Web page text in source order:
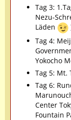
Tag 3:
Nezu-
Läden
Tag 4:
Yokocho
Tag 5: Mt.
Tag 6:
Center
Fountain